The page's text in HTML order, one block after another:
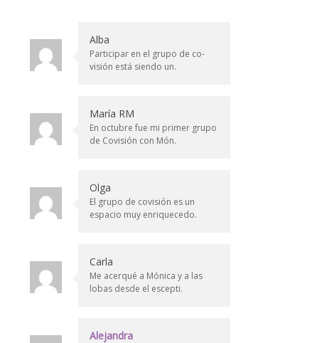
Alba
Participar en el grupo de co-
visión está siendo un.
María RM
En octubre fue mi primer grupo
de Covisión con Món.
Olga
El grupo de covisión es un
espacio muy enriquecedo.
Carla
Me acerqué a Mónica y a las
lobas desde el escepti.
Alejandra